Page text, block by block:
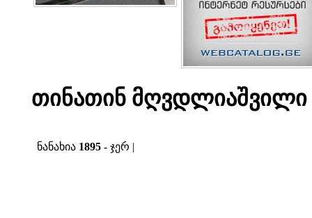
თინათინ მღვდლიაშვილი
ნანახია 1895 - ჯერ |